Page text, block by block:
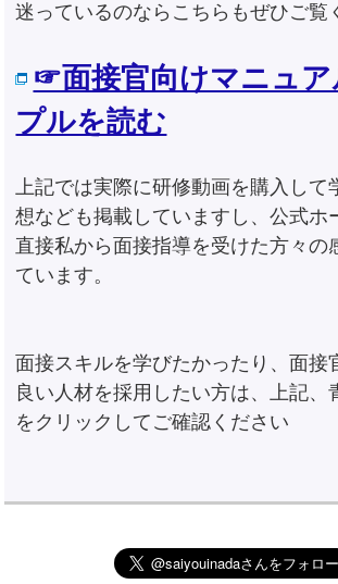
迷っているのならこちらもぜひご覧
☞面接官向けマニュア
プルを読む
上記では実際に研修動画を購入して
想なども掲載していますし、公式ホ
直接私から面接指導を受けた方々の
ています。
面接スキルを学びたかったり、面接
良い人材を採用したい方は、上記、
をクリックしてご確認ください